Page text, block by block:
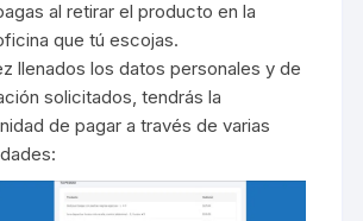
al retirar el producto en la
que tú escojas.
llenados los datos personales y de
solicitados, tendrás la
de pagar a través de varias